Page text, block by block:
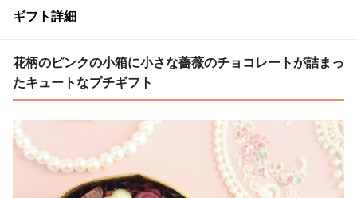
ギフト詳細
花柄のピンクの小箱に小さな薔薇のチョコレートが詰まっ
たキュートなプチギフト